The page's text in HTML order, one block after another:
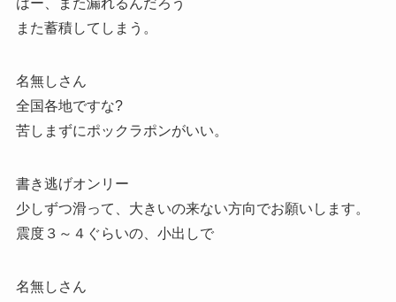
また蓄積してしまう。
名無しさん
全国各地ですな?
苦しまずにポックラポンがいい。
書き逃げオンリー
少しずつ滑って、大きいの来ない方向でお願いします。
震度３～４ぐらいの、小出しで
名無しさん